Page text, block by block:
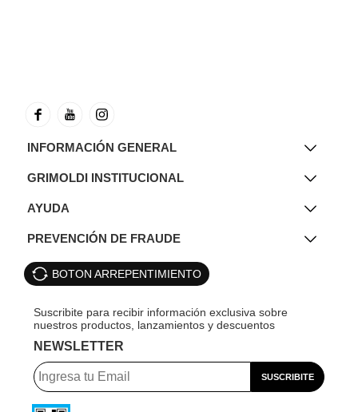
INFORMACIÓN GENERAL
GRIMOLDI INSTITUCIONAL
AYUDA
PREVENCIÓN DE FRAUDE
BOTON ARREPENTIMIENTO
NEWSLETTER